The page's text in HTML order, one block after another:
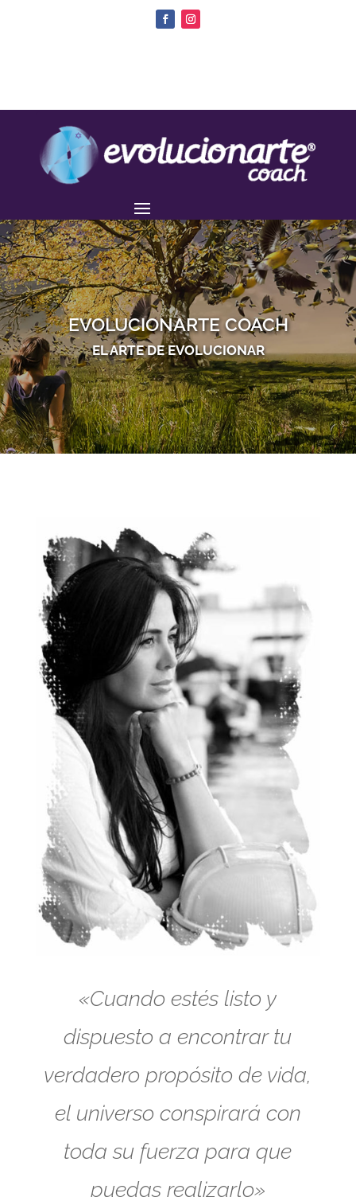
EVOLUCIONARTE COACH
EL ARTE DE EVOLUCIONAR
«Cuando estés listo y
dispuesto a encontrar tu
verdadero propósito de vida,
el universo conspirará con
toda su fuerza para que
puedas realizarlo»